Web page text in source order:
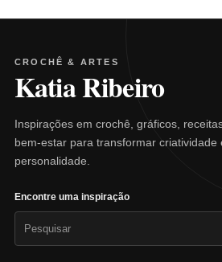
CROCHÊ & ARTES
Katia Ribeiro
Inspirações em crochê, gráficos,
bem-estar para transformar criatividade
personalidade.
Encontre uma inspiração